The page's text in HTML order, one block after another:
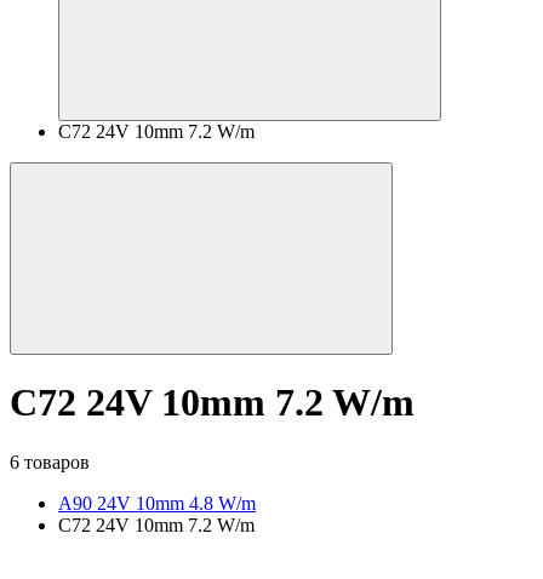
C72 24V 10mm 7.2 W/m
C72 24V 10mm 7.2 W/m
6 товаров
A90 24V 10mm 4.8 W/m
C72 24V 10mm 7.2 W/m